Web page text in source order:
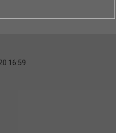
16:59